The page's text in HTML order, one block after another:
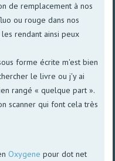
de remplacement à nos
ou rouge dans nos
rendant ainsi peux
forme écrite m'est bien
le livre ou j'y ai
rangé « quelque part ».
scanner qui font cela très
Oxygene pour dot net